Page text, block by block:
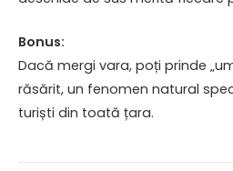
Bonus:
Dacă mergi vara, poți prinde
răsărit, un fenomen natural
turiști din toată țara.